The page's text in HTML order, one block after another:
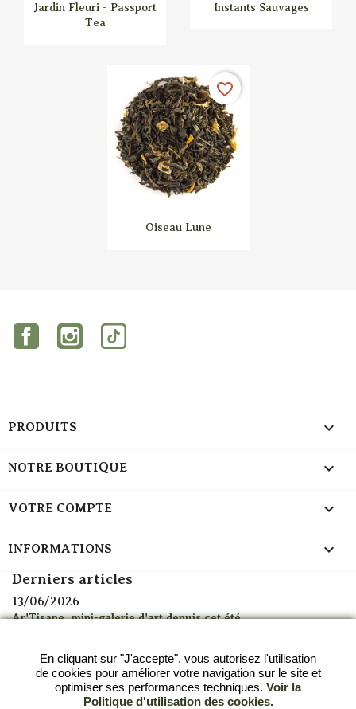
Jardin Fleuri - Passport
Tea
Instants Sauvages
Oiseau Lune
favorite_border
FacebookInstagramTikTok
PRODUITS 
NOTRE BOUTIQUE 
VOTRE COMPTE 
INFORMATIONS keyboard_arrow_down
Derniers articles
13/06/2026
Ar'Tisane, mini-galerie d'art depuis cet été
Alerte canicule : découvrez mes thés glacés à emporter à
Strasbourg
05/11/2025
En cliquant sur "J'accepte", vous autorisez l'utilisation
de cookies pour améliorer votre navigation sur le site et
optimiser ses performances techniques. Voir la
Politique d'utilisation des cookies.